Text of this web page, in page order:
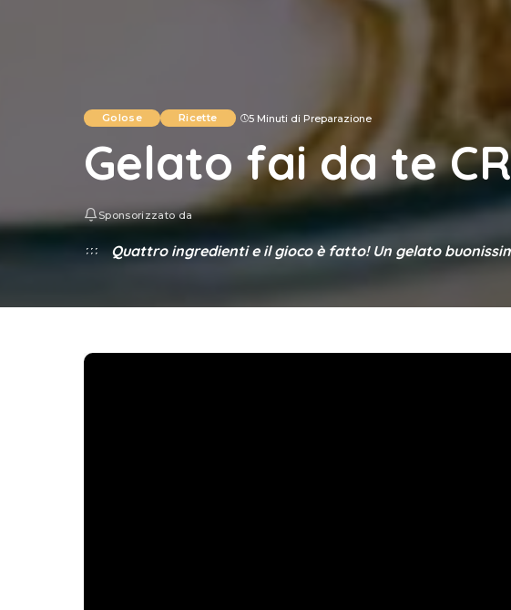
Golose Ricette 5 Minuti di Preparazione
Gelato fai da te
Sponsorizzato da
Quattro ingredienti e il gioco è fatto! Un gelato